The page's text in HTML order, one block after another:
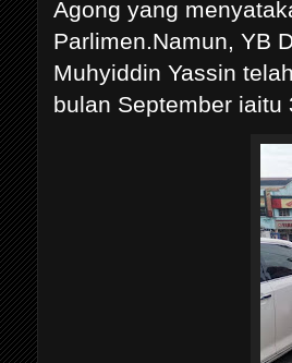
Agong yang
Parlimen.Namun, YB
Muhyiddin Yassin
bulan September iaitu